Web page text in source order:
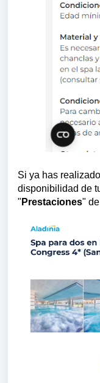
Si ya has
disponibilidad de
" Prestaciones"